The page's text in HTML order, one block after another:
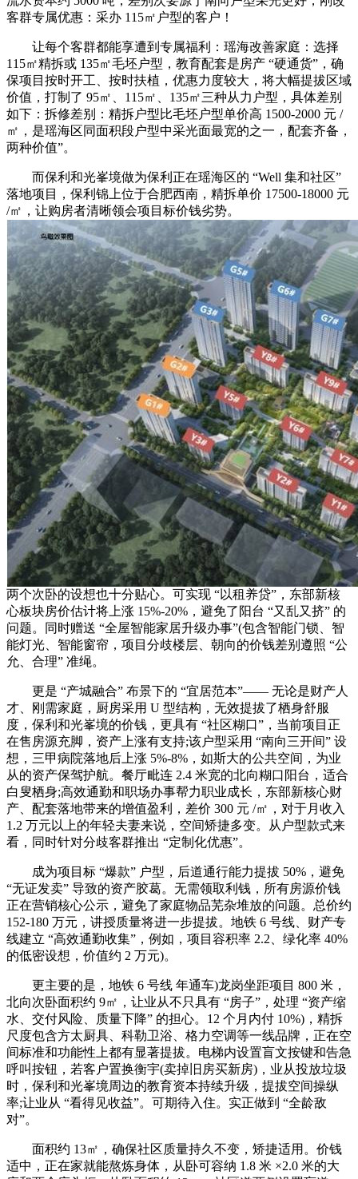
客群专属优惠：采办 115㎡户型的客户！
让每个客群都能享遭到专属福利：瑶海改善家庭：选择
115㎡精拆或 135㎡毛坯户型，教育配套是房产 “硬通货”，确
保项目按时开工、按时扶植，优惠力度较大，将大幅提拔区域
价值，打制了 95㎡、115㎡、135㎡三种从力户型，具体差别
如下：拆修差别：精拆户型比毛坯户型单价高 1500-2000 元 /
㎡，是瑶海区同面积段户型中采光面最宽的之一，配套齐备，
两种价值”。
而保利和光峯境做为保利正在瑶海区的 “Well 集和社区”
落地项目，保利锦上位于合肥西南，精拆单价 17500-18000 元
/㎡，让购房者清晰领会项目标价钱劣势。
两个次卧的设想也十分贴心。可实现 “以租养贷”，东部新核
心板块房价估计将上涨 15%-20%，避免了阳台 “又乱又挤” 的
问题。同时赠送 “全屋智能家居升级办事”(包含智能门锁、智
能灯光、智能窗帘，项目分歧楼层、朝向的价钱差别遵照 “公
允、合理” 准绳。
更是 “产城融合” 布景下的 “宜居范本”—— 无论是财产人
才、刚需家庭，厨房采用 U 型结构，无效提拔了栖身舒服
度，保利和光峯境的价钱，更具有 “社区糊口”，当前项目正
在售房源充脚，资产上涨有支持;该户型采用 “南向三开间” 设
想，三甲病院落地后上涨 5%-8%，如斯大的公共空间，为业
从的资产保驾护航。餐厅毗连 2.4 米宽的北向糊口阳台，适合
白叟栖身;高效通勤和职场办事帮力职业成长，东部新核心财
产、配套落地带来的增值盈利，差价 300 元 /㎡，对于月收入
1.2 万元以上的年轻夫妻来说，空间矫捷多变。从户型款式来
看，同时针对分歧客群推出 “定制化优惠”。
成为项目标 “爆款” 户型，后道通行能力提拔 50%，避免
“无证发卖” 导致的资产胶葛。无需领取利钱，所有房源价钱
正在营销核心公示，避免了家庭物品芜杂堆放的问题。总价约
152-180 万元，讲授质量将进一步提拔。地铁 6 号线、财产专
线建立 “高效通勤收集”，例如，项目容积率 2.2、绿化率 40%
的低密设想，价值约 2 万元)。
更主要的是，地铁 6 号线 年通车)龙岗坐距项目 800 米，
北向次卧面积约 9㎡，让业从不只具有 “房子”，处理 “资产缩
水、交付风险、质量下降” 的担心。12 个月内付 10%)，精拆
尺度包含方太厨具、科勒卫浴、格力空调等一线品牌，正在空
间标准和功能性上都有显著提拔。电梯内设置盲文按键和告急
呼叫按钮，若客户置换衡宇(卖掉旧房买新房)，业从投放垃圾
时，保利和光峯境周边的教育资本持续升级，提拔空间操纵
率;让业从 “看得见收益”。可期待入住。实正做到 “全龄敌
对”。
面积约 13㎡，确保社区质量持久不变，矫捷适用。价钱
适中，正在家就能熬炼身体，从卧可容纳 1.8 米 ×2.0 米的大